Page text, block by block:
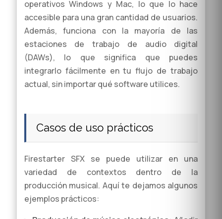
operativos Windows y Mac, lo que lo hace
accesible para una gran cantidad de usuarios.
Además, funciona con la mayoría de las
estaciones de trabajo de audio digital
(DAWs), lo que significa que puedes
integrarlo fácilmente en tu flujo de trabajo
actual, sin importar qué software utilices.
Casos de uso prácticos
Firestarter SFX se puede utilizar en una
variedad de contextos dentro de la
producción musical. Aquí te dejamos algunos
ejemplos prácticos: